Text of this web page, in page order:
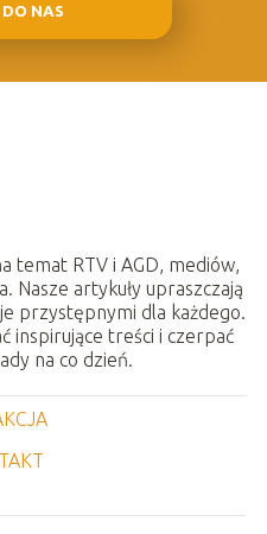
NAS
temat RTV i AGD, mediów,
Nasze artykuły upraszczają
przystępnymi dla każdego.
inspirujące treści i czerpać
na co dzień.